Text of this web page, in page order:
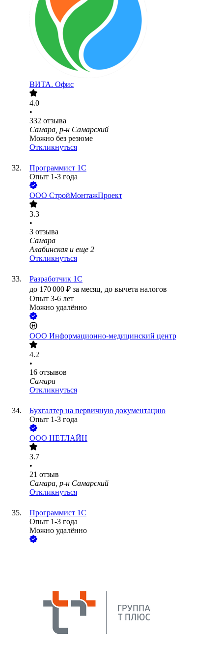
ВИТА. Офис
4.0
•
332 отзыва
Самара, р-н Самарский
Можно без резюме
Откликнуться
Программист 1С
Опыт 1-3 года
ООО СтройМонтажПроект
3.3
•
3 отзыва
Самара
Алабинская и еще 2
Откликнуться
Разработчик 1С
до 170 000 ₽ за месяц, до вычета налогов
Опыт 3-6 лет
Можно удалённо
ООО Информационно-медицинский центр
4.2
•
16 отзывов
Самара
Откликнуться
Бухгалтер на первичную документацию
Опыт 1-3 года
ООО НЕТЛАЙН
3.7
•
21 отзыв
Самара, р-н Самарский
Откликнуться
Программист 1С
Опыт 1-3 года
Можно удалённо